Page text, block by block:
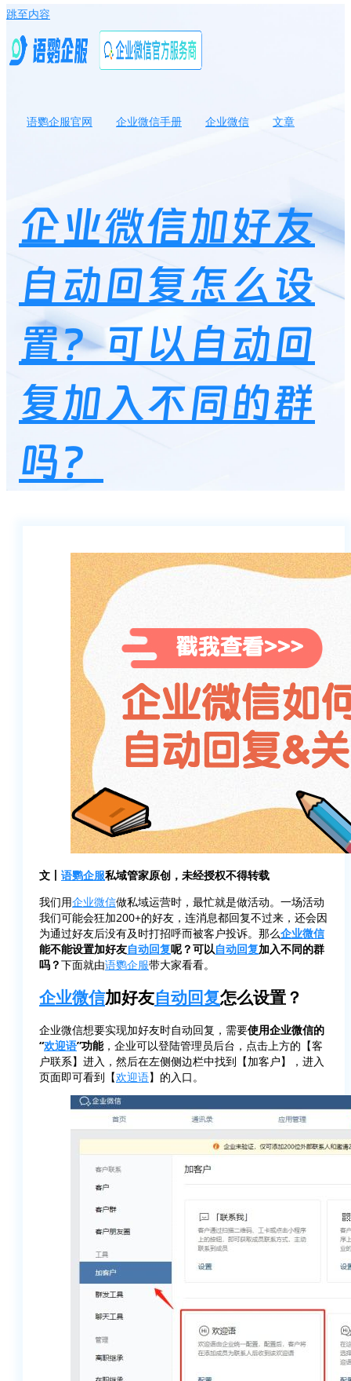
跳至内容
语鹦企服官网 企业微信手册 企业微信
文章
企业微信加好友
自动回复怎么设
置？可以自动回
复加入不同的群
吗？
文丨 语鹦企服私域管家原创，未经授权不得转载
我们用企业微信做私域运营时，最忙就是做活动。一场活动
我们可能会狂加200+的好友，连消息都回复不过来，还会因
为通过好友后没有及时打招呼而被客户投诉。那么企业微信
能不能设置加好友自动回复呢？可以自动回复加入不同的群
吗？下面就由语鹦企服带大家看看。
企业微信加好友自动回复怎么设置？
企业微信想要实现加好友时自动回复，需要使用企业微信的
“欢迎语”功能，企业可以登陆管理员后台，点击上方的【客
户联系】进入，然后在左侧侧边栏中找到【加客户】，进入
页面即可看到【欢迎语】的入口。